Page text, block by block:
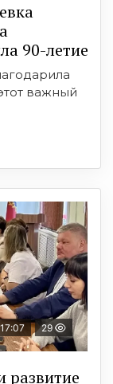
90-летие
важный
29
развитие